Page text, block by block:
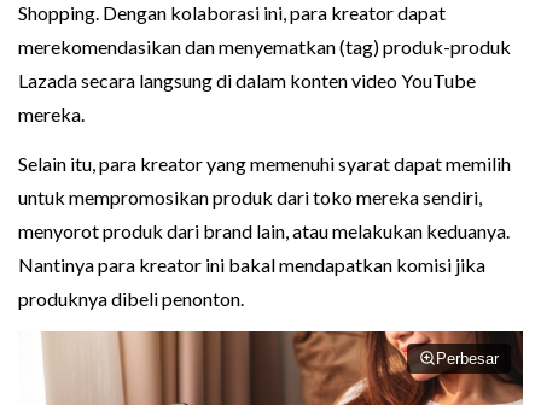
Shopping. Dengan kolaborasi ini, para kreator dapat
merekomendasikan dan menyematkan (tag) produk-produk
Lazada secara langsung di dalam konten video YouTube
mereka.
Selain itu, para kreator yang memenuhi syarat dapat memilih
untuk mempromosikan produk dari toko mereka sendiri,
menyorot produk dari brand lain, atau melakukan keduanya.
Nantinya para kreator ini bakal mendapatkan komisi jika
produknya dibeli penonton.
Perbesar